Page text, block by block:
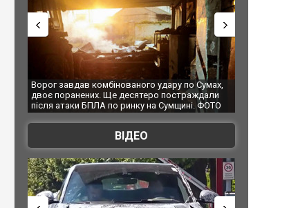
комбінованого удару по Сумах,
Ще десятеро постраждали
БПЛА по ринку на Сумщині. ФОТО
За 2000 кілометрів від
Єкатеринбурзі після атаки
склад Wildberries. ФОТО.
ВІДЕО